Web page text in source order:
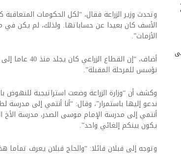
وتحدث وزير الزراعة فقال، “لكل الحكومات
الأسف كان بعيدا عن حساباتها. ولذلك، لم يكن في
الأزمات”.
أضاف، “إن
نؤسس للمرحلة المقبلة”.
وكشف أن “وزارة الزراعة وضعت استراتيجية
ندعو إليها باستمرار”، وقال: “أنا أنتمي إلى
أنتمي إلى مدرسة الإمام موسى الصدر، مدرسة الأخ
يكون بينكم إلغائي واحد”.
وتوجه إلى قبلان قائلا: “والحاج قبلان يعرف تماما